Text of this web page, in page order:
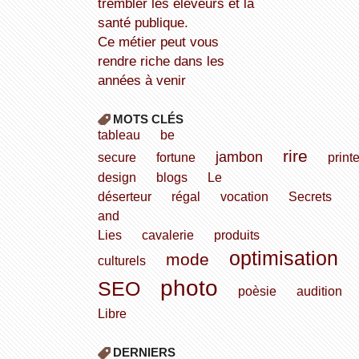
trembler les éleveurs et la
santé publique.
Ce métier peut vous
rendre riche dans les
années à venir
MOTS CLÉS
tableau
be
secure
fortune jambon rire
design
blogs
Le
déserteur
régal vocation
Secrets
and
Lies
cavalerie
produits
culturels
mode
optimisation
SEO
photo poèsie
audition
Libre
DERNIERS